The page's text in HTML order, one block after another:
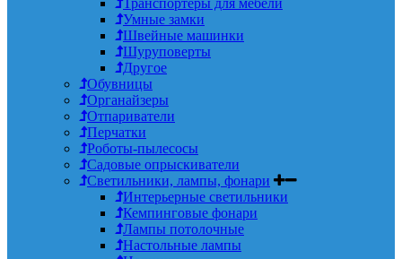
Умные замки
Швейные машинки
Шуруповерты
Другое
Обувницы
Органайзеры
Отпариватели
Перчатки
Роботы-пылесосы
Садовые опрыскиватели
Светильники, лампы, фонари
Интерьерные светильники
Кемпинговые фонари
Лампы потолочные
Настольные лампы